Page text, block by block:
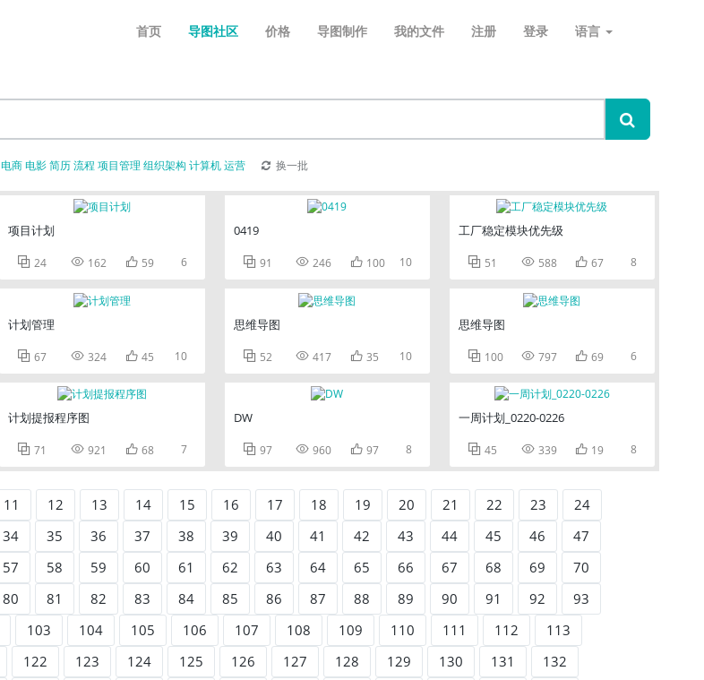
首页 导图社区 价格 导图制作 我的文件 注册 登录 语言
电商电影简历流程 项目管理 组织架构 计算机运营 换一批
项目计划
 24  162  59 6
计划管理
 67  324  45 10
计划提报程序图
 71  921  68 7
0419
 91  246  100 10
思维导图
 52  417  35 10
DW
 97  960  97 8
工厂稳定模块优先级
 51  588  67 8
思维导图
 100  797  69 6
一周计划_0220-0226
 45  339  19 8
11 12 13 14 15 16 17 18 19 20 21 22 23
24
34 35 36 37 38 39 40 41 42 43 44 45 46
47
57 58 59 60 61 62 63 64 65 66 67 68 69
70
80 81 82 83 84 85 86 87 88 89 90 91 92
93
103 104 105 106 107 108 109 110 111 112
113
122 123 124 125 126 127 128 129 130 131
132